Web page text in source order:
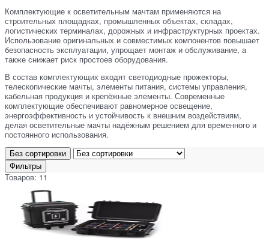
Комплектующие к осветительным мачтам применяются на
строительных площадках, промышленных объектах, складах,
логистических терминалах, дорожных и инфраструктурных проектах.
Использование оригинальных и совместимых компонентов повышает
безопасность эксплуатации, упрощает монтаж и обслуживание, а
также снижает риск простоев оборудования.
В состав комплектующих входят светодиодные прожекторы,
телескопические мачты, элементы питания, системы управления,
кабельная продукция и крепёжные элементы. Современные
комплектующие обеспечивают равномерное освещение,
энергоэффективность и устойчивость к внешним воздействиям,
делая осветительные мачты надёжным решением для временного и
постоянного использования.
Без сортировки
Фильтры
Товаров: 11